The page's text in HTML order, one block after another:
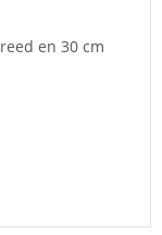
en 30 cm